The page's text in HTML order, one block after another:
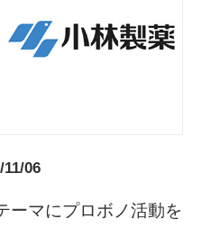
11/06
ーマにプロボノ活動を